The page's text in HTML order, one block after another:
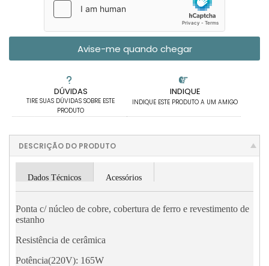
DÚVIDAS
TIRE SUAS DÚVIDAS SOBRE ESTE
PRODUTO
INDIQUE
INDIQUE ESTE PRODUTO A UM AMIGO
Avise-me quando chegar
DESCRIÇÃO DO PRODUTO
Dados Técnicos Acessórios
Ponta c/ núcleo de cobre, cobertura de ferro e revestimento de
estanho
Resistência de cerâmica
Potência(220V): 165W